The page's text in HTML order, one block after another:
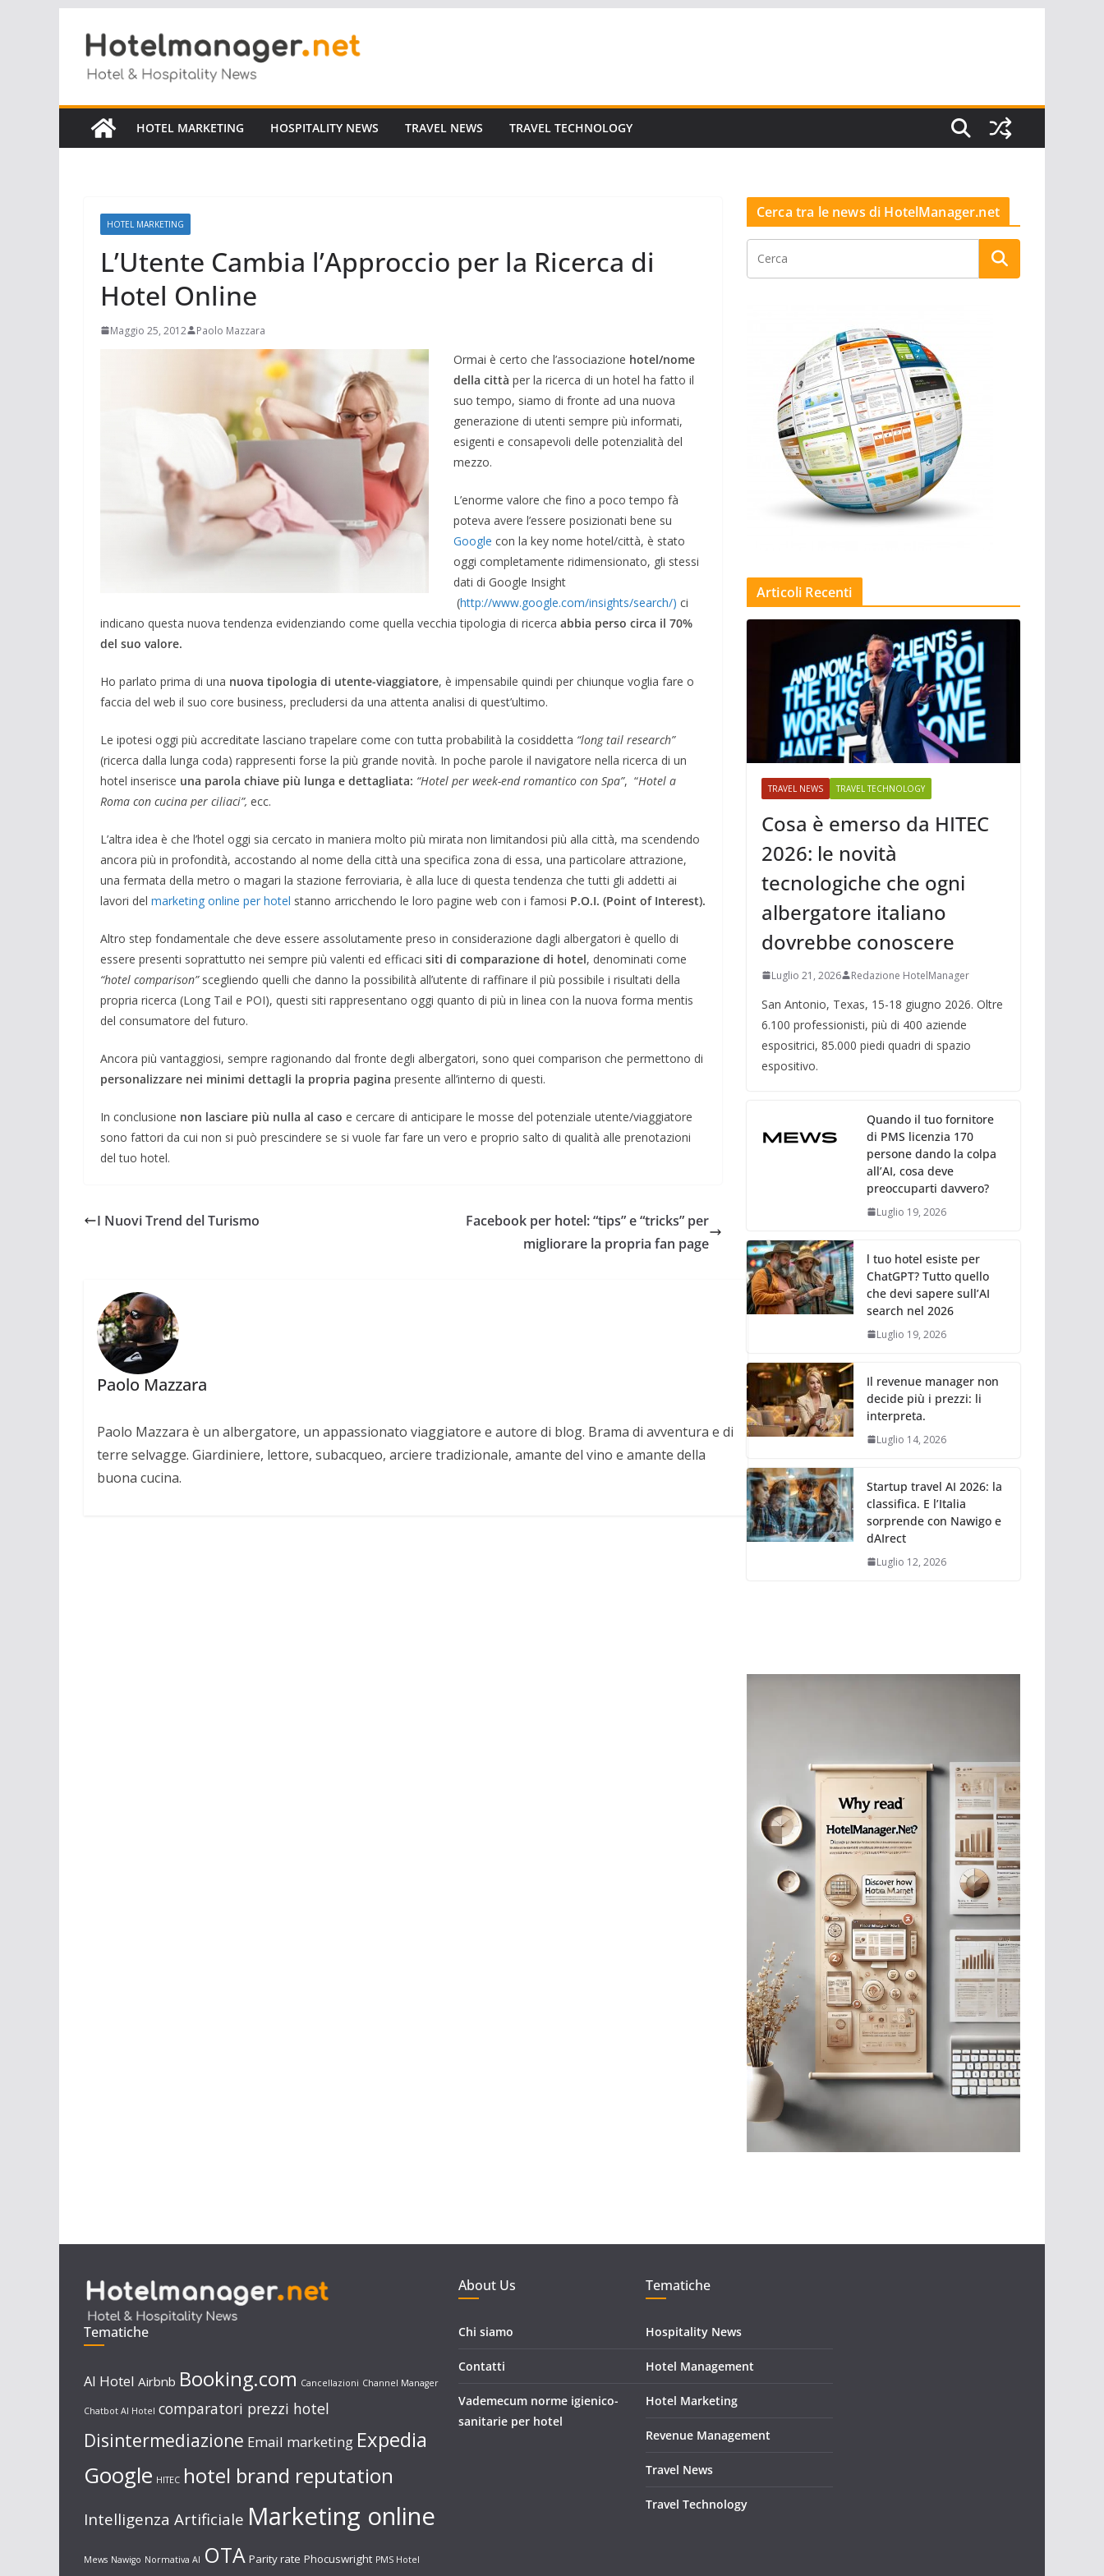
contenuto
HOTEL MARKETING HOSPITALITY NEWS TRAVEL NEWS TRAVEL TECHNOLOGY
HOTEL MARKETING
L’Utente Cambia l’Approccio per la Ricerca di
Hotel Online
Maggio 25, 2012 Paolo Mazzara
Ormai è certo che l’associazione hotel/nome
della città per la ricerca di un hotel ha fatto il
suo tempo, siamo di fronte ad una nuova
generazione di utenti sempre più informati,
esigenti e consapevoli delle potenzialità del
mezzo.
L’enorme valore che fino a poco tempo fà
poteva avere l’essere posizionati bene su
Google con la key nome hotel/città, è stato
oggi completamente ridimensionato, gli stessi
dati di Google Insight
(http://www.google.com/insights/search/) ci
indicano questa nuova tendenza evidenziando come quella vecchia tipologia di ricerca abbia perso circa il 70%
del suo valore.
Ho parlato prima di una nuova tipologia di utente-viaggiatore, è impensabile quindi per chiunque voglia fare o
faccia del web il suo core business, precludersi da una attenta analisi di quest’ultimo.
Le ipotesi oggi più accreditate lasciano trapelare come con tutta probabilità la cosiddetta “long tail research”
(ricerca dalla lunga coda) rappresenti forse la più grande novità. In poche parole il navigatore nella ricerca di un
hotel inserisce una parola chiave più lunga e dettagliata: “Hotel per week-end romantico con Spa”, “Hotel a
Roma con cucina per ciliaci”, ecc.
L’altra idea è che l’hotel oggi sia cercato in maniera molto più mirata non limitandosi più alla città, ma scendendo
ancora più in profondità, accostando al nome della città una specifica zona di essa, una particolare attrazione,
una fermata della metro o magari la stazione ferroviaria, è alla luce di questa tendenza che tutti gli addetti ai
lavori del marketing online per hotel stanno arricchendo le loro pagine web con i famosi P.O.I. (Point of Interest).
Altro step fondamentale che deve essere assolutamente preso in considerazione dagli albergatori è quello di
essere presenti soprattutto nei sempre più valenti ed efficaci siti di comparazione di hotel, denominati come
“hotel comparison”scegliendo quelli che danno la possibilità all’utente di raffinare il più possibile i risultati della
propria ricerca (Long Tail e POI), questi siti rappresentano oggi quanto di più in linea con la nuova forma mentis
del consumatore del futuro.
Ancora più vantaggiosi, sempre ragionando dal fronte degli albergatori, sono quei comparison che permettono di
personalizzare nei minimi dettagli la propria pagina presente all’interno di questi.
In conclusione non lasciare più nulla al caso e cercare di anticipare le mosse del potenziale utente/viaggiatore
sono fattori da cui non si può prescindere se si vuole far fare un vero e proprio salto di qualità alle prenotazioni
del tuo hotel.
I Nuovi Trend del Turismo
Facebook per hotel: “tips” e “tricks” per
migliorare la propria fan page
Paolo Mazzara
Paolo Mazzara è un albergatore, un appassionato viaggiatore e autore di blog. Brama di avventura e di
terre selvagge. Giardiniere, lettore, subacqueo, arciere tradizionale, amante del vino e amante della
buona cucina.
Cerca tra le news di HotelManager.net
Articoli Recenti
TRAVEL NEWS TRAVEL TECHNOLOGY
Cosa è emerso da HITEC
2026: le novità
tecnologiche che ogni
albergatore italiano
dovrebbe conoscere
Luglio 21, 2026 Redazione HotelManager
San Antonio, Texas, 15-18 giugno 2026. Oltre
6.100 professionisti, più di 400 aziende
espositrici, 85.000 piedi quadri di spazio
espositivo.
Quando il tuo fornitore
di PMS licenzia 170
persone dando la colpa
all’AI, cosa deve
preoccuparti davvero?
Luglio 19, 2026
l tuo hotel esiste per
ChatGPT? Tutto quello
che devi sapere sull’AI
search nel 2026
Luglio 19, 2026
Il revenue manager non
decide più i prezzi: li
interpreta.
Luglio 14, 2026
Startup travel AI 2026: la
classifica. E l’Italia
sorprende con Nawigo e
dAIrect
Luglio 12, 2026
Tematiche
AI Hotel Airbnb Booking.com Cancellazioni Channel Manager
Chatbot AI Hotel comparatori prezzi hotel
Disintermediazione Email marketing Expedia
Google HITEC hotel brand reputation
Intelligenza Artificiale Marketing online
Mews Nawigo Normativa AI OTA Parity rate Phocuswright PMS Hotel
About Us
Chi siamo
Contatti
Vademecum norme igienico-
sanitarie per hotel
Tematiche
Hospitality News
Hotel Management
Hotel Marketing
Revenue Management
Travel News
Travel Technology